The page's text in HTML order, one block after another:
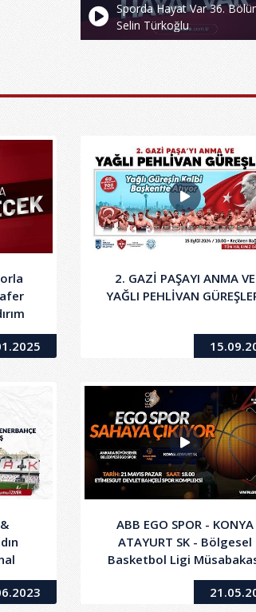
Sporda Hayat Var 36.
Selin Türkoğlu
2. GAZİ PAŞAYI ANMA VE
YAĞLI PEHLİVAN
ABB EGO SPOR - KONYA
ATAYURT SK - Bölgesel
Basketbol Ligi